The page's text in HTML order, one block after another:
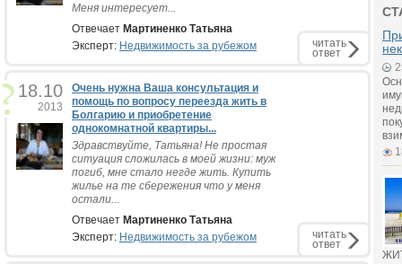
Меня интересует...
Отвечает Мартиненко Татьяна
Эксперт: Недвижимость за рубежом читать
ответ
18.10
2013
Очень нужна Ваша консультация и
помощь по вопросу переезда жить в
Болгарию и приобретение
однокомнатной квартиры...
Здравствуйте, Татьяна! Не простая
ситуация сложилась в моей жизни: муж
погиб, мне стало негде жить. Купить
жилье на те сбережения что у меня
остали...
Отвечает Мартиненко Татьяна
Эксперт: Недвижимость за рубежом читать
ответ